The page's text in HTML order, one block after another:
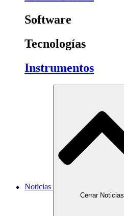
Software
Tecnologías
Instrumentos
Noticias
Cerrar Noticias